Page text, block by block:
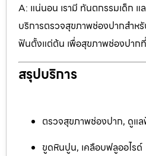
A: แน่นอน เรามี ทันตกรรมเด็ก แ
บริการตรวจสุขภาพช่องปากสำห
ฟันตั้งแต่ต้น เพื่อสุขภาพช่องปากที่
สรุปบริการ
ตรวจสุขภาพช่องปาก, ดูแ
ขูดหินปูน, เคลือบฟลูออไรด์